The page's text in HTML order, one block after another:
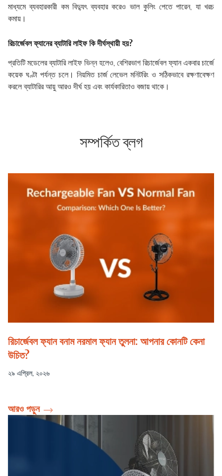
মাধ্যমে ব্যবহারকারী কম বিদ্যুৎ ব্যবহার করেও ভাল কুলিং পেতে পারেন, যা খরচ
কমায়।
রিচার্জেবল ফ্যানের ব্যাটারি লাইফ কি দীর্ঘস্থায়ী হয়?
প্রতিটি মডেলের ব্যাটারি লাইফ ভিন্ন হলেও, বেশিরভাগ রিচার্জেবল ফ্যান একবার চার্জে
কয়েক ঘণ্টা পর্যন্ত চলে। নিয়মিত চার্জ লেভেল মনিটরিং ও সঠিকভাবে রক্ষণাবেক্ষণ
করলে ব্যাটারির আয়ু আরও দীর্ঘ হয় এবং কার্যকারিতাও বজায় থাকে।
সম্পর্কিত ব্লগ
রিচার্জেবল ফ্যান বনাম নরমাল ফ্যান তুলনা: আপনার কোনটি কেনা
উচিত?
২৯ এপ্রিল, ২০২৬
আরও পড়ুন